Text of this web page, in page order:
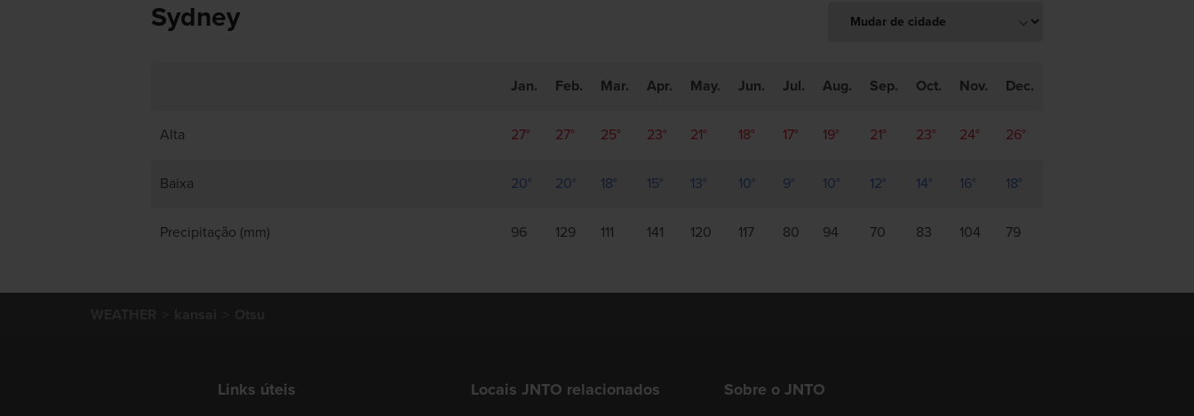
Sydney
Jan. Feb. Mar. Apr. May. Jun. Jul. Aug. Sep. Oct. Nov. Dec.
Alta 27° 27° 25° 23° 21° 18° 17° 19° 21° 23° 24° 26°
Baixa 20° 20° 18° 15° 13° 10° 9° 10° 12° 14° 16° 18°
Precipitação (mm) 96 129 111 141 120 117 80 94 70 83 104 79
Links úteis Locais JNTO relacionados Sobre o JNTO